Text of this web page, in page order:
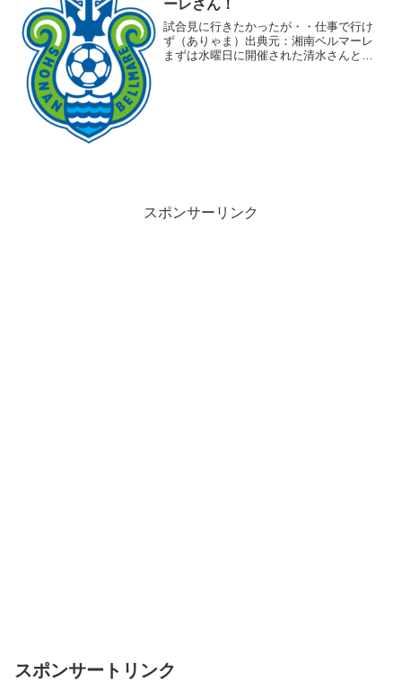
ーレさん！
試合見に行きたかったが・・仕事で行け
ず（ありゃま）出典元：湘南ベルマーレ
まずは水曜日に開催された清水さんとの
スポンサーリンク
スポンサートリンク